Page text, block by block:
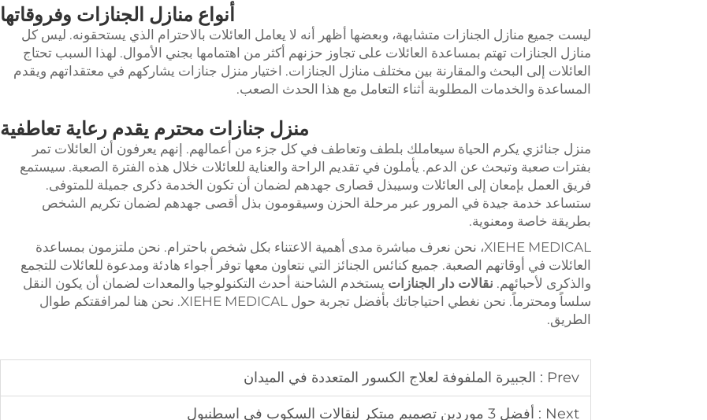
أنواع منازل الجنازات وفروقاتها
ليست جميع منازل الجنازات متشابهة، وبعضها أظهر أنه لا يعامل العائلات بالاحترام الذي يستحقونه. ليس كل
منازل الجنازات تهتم بمساعدة العائلات على تجاوز حزنهم أكثر من اهتمامها بجني الأموال. لهذا السبب تحتاج
العائلات إلى البحث والمقارنة بين مختلف منازل الجنازات. اختيار منزل جنازات يشاركهم في معتقداتهم ويقدم
المساعدة والخدمات المطلوبة أثناء التعامل مع هذا الحدث الصعب.
منزل جنازات محترم يقدم رعاية تعاطفية
منزل جنائزي يكرم الحياة سيعاملك بلطف وتعاطف في كل جزء من أعمالهم. إنهم يعرفون أن العائلات تمر
بفترات صعبة وتبحث عن الدعم. يأملون في تقديم الراحة والعناية للعائلات خلال هذه الفترة الصعبة. سيستمع
فريق العمل بإمعان إلى العائلات وسيبذل قصارى جهدهم لضمان أن تكون الخدمة ذكرى جميلة للمتوفى.
ستساعد خدمة جيدة في المرور عبر مرحلة الحزن وسيقومون بذل أقصى جهدهم لضمان تكريم الشخص
بطريقة خاصة ومعنوية.
XIEHE MEDICAL، نحن نعرف مباشرة مدى أهمية الاعتناء بكل شخص باحترام. نحن ملتزمون بمساعدة
العائلات في أوقاتهم الصعبة. جميع كنائس الجنائز التي نتعاون معها توفر أجواء هادئة ومدعوة للعائلات للتجمع
والذكرى لأحبائهم. نقالات دار الجنازات يستخدم الشاحنة أحدث التكنولوجيا والمعدات لضمان أن يكون النقل
سلساً ومحترماً. نحن نغطي احتياجاتك بأفضل تجربة حول XIEHE MEDICAL. نحن هنا لمرافقتكم طوال
الطريق.
Prev : الجبيرة الملفوفة لعلاج الكسور المتعددة في الميدان
Next : أفضل 3 موردين تصميم مبتكر لنقالات السكوب في اسطنبول